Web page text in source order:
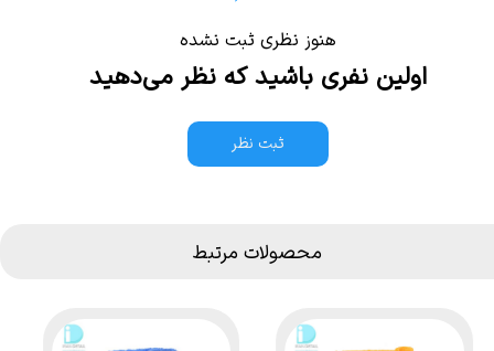
هنوز نظری ثبت نشده
اولین نفری باشید که نظر می‌دهید
ثبت نظر
محصولات مرتبط